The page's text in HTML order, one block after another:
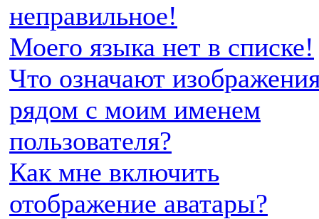
неправильное!
Моего языка нет в списке!
Что означают
рядом с моим именем
пользователя?
Как мне включить
отображение аватары?